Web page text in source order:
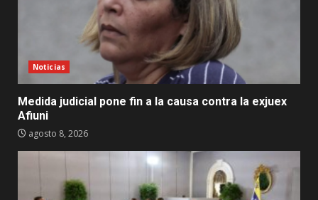
Noticias
Medida judicial pone fin a la causa contra la exjuex
Afiuni
agosto 8, 2026